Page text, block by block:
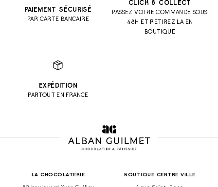
PAIEMENT SÉCURISÉ
PAR CARTE BANCAIRE
CLICK & COLLECT
PASSEZ VOTRE COMMANDE SOUS
48H ET RETIREZ LA EN
BOUTIQUE
EXPÉDITION
PARTOUT EN FRANCE
LA CHOCOLATERIE BOUTIQUE CENTRE VILLE